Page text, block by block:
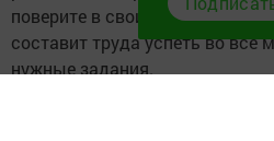
поверите в свои силы и
составит труда успеть во все
нужные задания.